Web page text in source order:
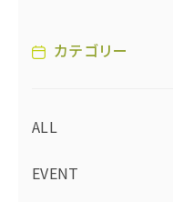
カテゴリー
ALL
EVENT